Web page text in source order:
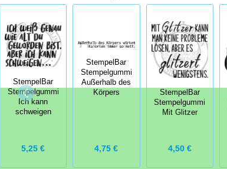
StempelBar
Stempelgummi
Ich kann
schweigen
5,25 €
StempelBar
Stempelgummi
Außerhalb des
Körpers
4,75 €
StempelBar
Stempelgummi
Mit Glitzer
4,50 €